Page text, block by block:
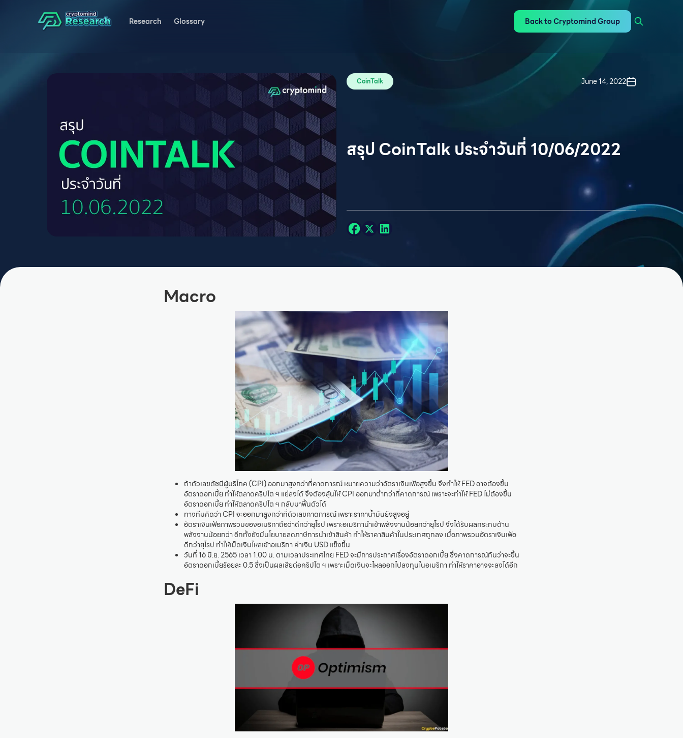
Research Glossary Back to Cryptomind Group
CoinTalk June 14, 2022
สรุป CoinTalk ประจำวันที่ 10/06/2022
Macro
ถ้าตัวเลขดัชนีผู้บริโภค (CPI) ออกมาสูงกว่าที่คาดการณ์ หมายความว่าอัตราเงินเฟ้อสูงขึ้น จึงทำให้ FED อาจต้องขึ้น
อัตราดอกเบี้ย ทำให้ตลาดคริปโต ฯ แย่ลงได้ จึงต้องลุ้นให้ CPI ออกมาต่ำกว่าที่คาดการณ์ เพราะจะทำให้ FED ไม่ต้องขึ้น
อัตราดอกเบี้ย ทำให้ตลาดคริปโต ฯ กลับมาฟื้นตัวได้
ทางทีมคิดว่า CPI จะออกมาสูงกว่าที่ตัวเลขคาดการณ์ เพราะราคาน้ำมันยังสูงอยู่
อัตราเงินเฟ้อภาพรวมของอเมริกาถือว่าดีกว่ายุโรป เพราะอเมริกานำเข้าพลังงานน้อยกว่ายุโรป จึงได้รับผลกระทบด้าน
พลังงานน้อยกว่า อีกทั้งยังมีนโยบายลดภาษีการนำเข้าสินค้า ทำให้ราคาสินค้าในประเทศถูกลง เมื่อภาพรวมอัตราเงินเฟ้อ
ดีกว่ายุโรป ทำให้เม็ดเงินไหลเข้าอเมริกา ค่าเงิน USD แข็งขึ้น
วันที่ 16 มิ.ย. 2565 เวลา 1.00 น. ตามเวลาประเทศไทย FED จะมีการประกาศเรื่องอัตราดอกเบี้ย ซึ่งคาดการณ์กันว่าจะขึ้น
อัตราดอกเบี้ยร้อยละ 0.5 ซึ่งเป็นผลเสียต่อคริปโต ฯ เพราะเม็ดเงินจะไหลออกไปลงทุนในอเมริกา ทำให้ราคาอาจจะลงได้อีก
DeFi